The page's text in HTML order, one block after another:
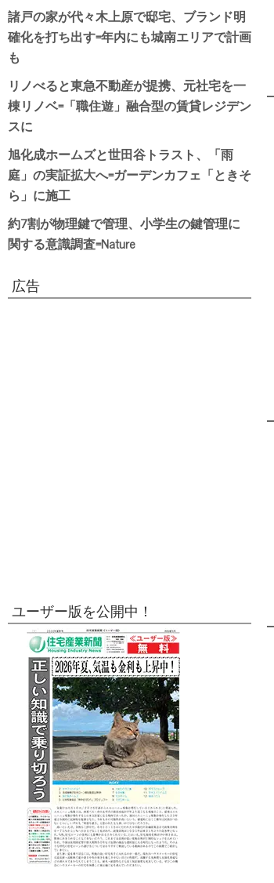
諸戸の家が代々木上原で邸宅、ブランド明
確化を打ち出す=年内にも城南エリアで計画
も
リノべると東急不動産が提携、元社宅を一
棟リノベ=「職住遊」融合型の賃貸レジデン
スに
旭化成ホームズと世田谷トラスト、「雨
庭」の実証拡大へ=ガーデンカフェ「ときそ
ら」に施工
約7割が物理鍵で管理、小学生の鍵管理に
関する意識調査=Nature
広告
ユーザー版を公開中！